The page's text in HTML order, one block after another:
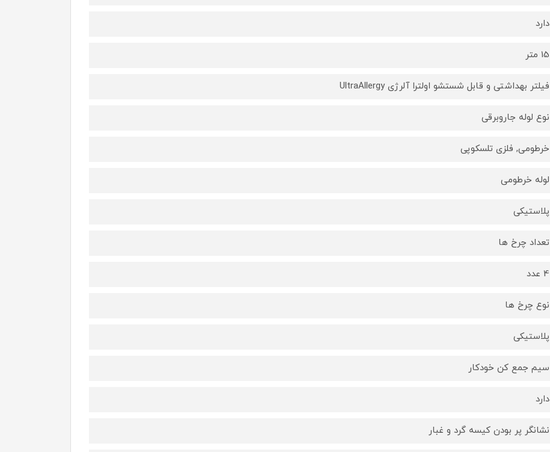
دارد
15 متر
فیلتر بهداشتی و قابل شستشو اولترا آلرژی UltraAllergy
نوع لوله جاروبرقی
خرطومی, فلزی تلسکوپی
لوله خرطومی
پلاستیکی
تعداد چرخ ها
4 عدد
نوع چرخ ها
پلاستیکی
سیم جمع کن خودکار
دارد
نشانگر پر بودن کیسه گرد و غبار